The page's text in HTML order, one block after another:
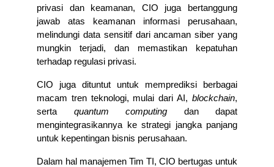
privasi dan keamanan, CIO juga bertanggung
jawab atas keamanan informasi perusahaan,
melindungi data sensitif dari ancaman siber yang
mungkin terjadi, dan memastikan kepatuhan
terhadap regulasi privasi.
CIO juga dituntut untuk memprediksi berbagai
macam tren teknologi, mulai dari AI, blockchain,
serta quantum computing dan dapat
mengintegrasikannya ke strategi jangka panjang
untuk kepentingan bisnis perusahaan.
Dalam hal manajemen Tim TI, CIO bertugas untuk